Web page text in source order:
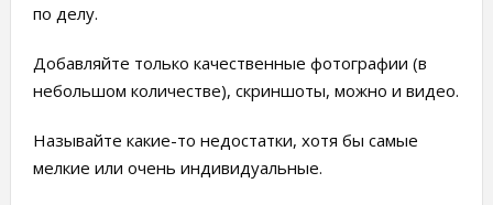
по делу.
Добавляйте только качественные фотографии (в
небольшом количестве), скриншоты, можно и видео.
Называйте какие-то недостатки, хотя бы самые
мелкие или очень индивидуальные.